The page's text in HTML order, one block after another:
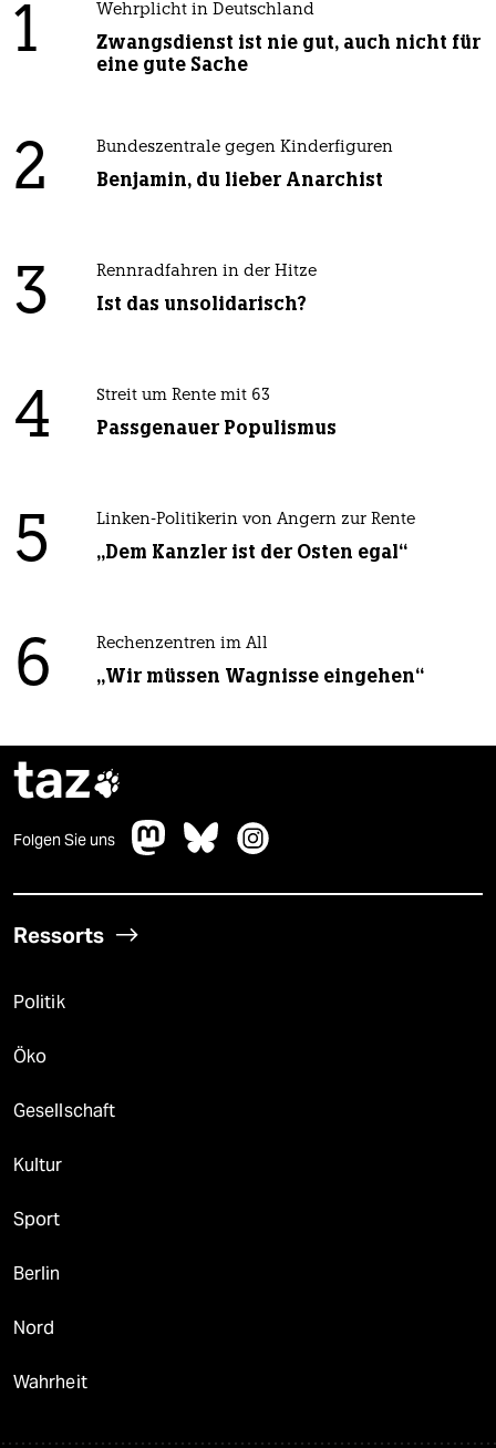
1 Wehrplicht in Deutschland
Zwangsdienst ist nie gut, auch nicht für
eine gute Sache
2 Bundeszentrale gegen Kinderfiguren
Benjamin, du lieber Anarchist
3 Rennradfahren in der Hitze
Ist das unsolidarisch?
4 Streit um Rente mit 63
Passgenauer Populismus
5 Linken-Politikerin von Angern zur Rente
„Dem Kanzler ist der Osten egal“
6 Rechenzentren im All
„Wir müssen Wagnisse eingehen“
taz
Folgen Sie uns
Ressorts
Politik
Öko
Gesellschaft
Kultur
Sport
Berlin
Nord
Wahrheit